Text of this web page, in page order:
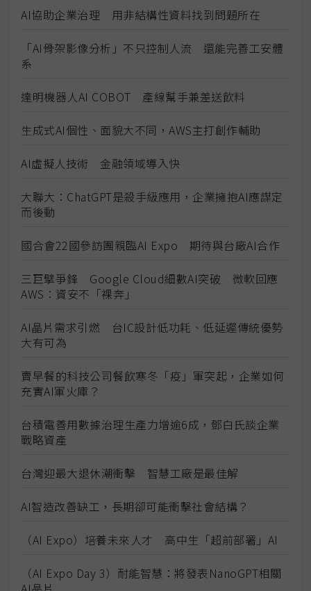
AI協助企業治理 用非結構性資料找到問題所在
「AI骨架影像分析」不只控制人流 還能完善工安體
系
達明機器人AI COBOT 產線幫手兼差送飲料
生成式AI個性、面貌大不同，AWS主打創作輔助
AI虛擬人技術 金融領域導入快
大聯大：ChatGPT是殺手級應用，企業擁抱AI應謀定
而後動
國合會22國參訪團親臨AI Expo 期待與台廠AI合作
三巨擘爭鋒 Google Cloud細數AI突破 微軟回應
AWS：資安不「裸奔」
AI晶片需求引燃 台IC設計低功耗、低延遲傳統優勢
大有可為
賣早餐的科技公司餐飲寒冬「疫」軍突起，企業如何
充實AI軍火庫？
台積電善用數據治理生產力增逾6成，鄧白氏談企業
戰略資產
台灣迎最大退休潮衝擊 智慧工廠是最佳解
AI智造改善缺工，長期卻可能衝擊社會結構？
（AI Expo）培養未來人才 高中生「超前部署」AI
（AI Expo Day 3）耐能智慧：將發表NanoGPT相關